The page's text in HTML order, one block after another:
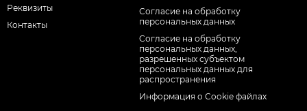
Реквизиты
Контакты
Согласие на обработку
персональных данных
Cогласие на обработку
персональных данных,
разрешенных субъектом
персональных данных для
распространения
Информация о Cookie файлах